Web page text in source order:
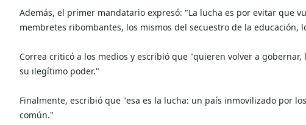
Además, el primer mandatario expresó: "La lucha es por evitar que
membretes ribombantes, los mismos del secuestro de la educación,
Correa criticó a los medios y escribió que "quieren volver a
su ilegítimo poder."
Finalmente, escribió que "esa es la lucha: un país inmovilizado por
común."